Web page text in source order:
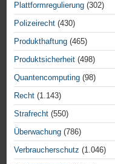
Plattformregulierung (302)
Polizeirecht (430)
Produkthaftung (465)
Produktsicherheit (498)
Quantencomputing (98)
Recht (1.143)
Strafrecht (550)
Überwachung (786)
Verbraucherschutz (1.046)